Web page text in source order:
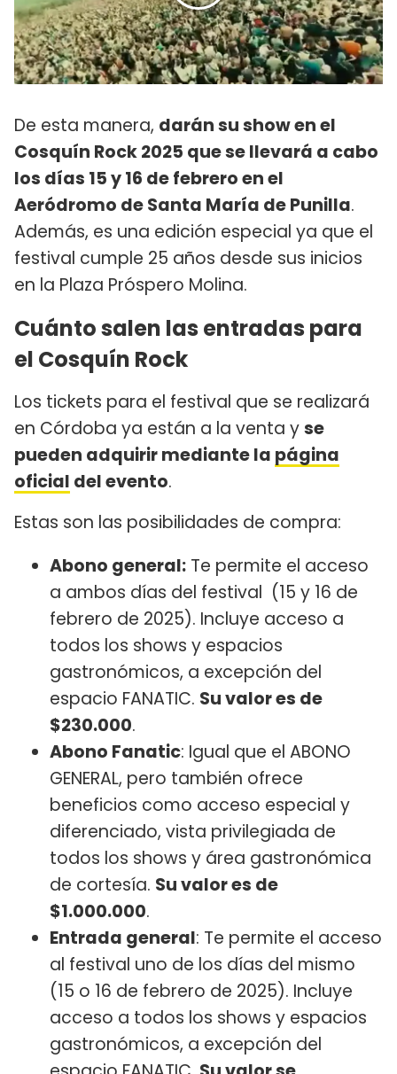
De esta manera, darán su show en el
Cosquín Rock 2025 que se llevará a cabo
los días 15 y 16 de febrero en el
Aeródromo de Santa María de Punilla.
Además, es una edición especial ya que el
festival cumple 25 años desde sus inicios
en la Plaza Próspero Molina.
Cuánto salen las entradas para
el Cosquín Rock
Los tickets para el festival que se realizará
en Córdoba ya están a la venta yse
pueden adquirir mediante la página
oficial del evento.
Estas son las posibilidades de compra:
Abono general: Te permite el acceso
a ambos días del festival (15 y 16 de
febrero de 2025). Incluye acceso a
todos los shows y espacios
gastronómicos, a excepción del
espacio FANATIC. Su valor es de
$230.000.
Abono Fanatic: Igual que el ABONO
GENERAL, pero también ofrece
beneficios como acceso especial y
diferenciado, vista privilegiada de
todos los shows y área gastronómica
de cortesía. Su valor es de
$1.000.000.
Entrada general: Te permite el acceso
al festival uno de los días del mismo
(15 o 16 de febrero de 2025). Incluye
acceso a todos los shows y espacios
gastronómicos, a excepción del